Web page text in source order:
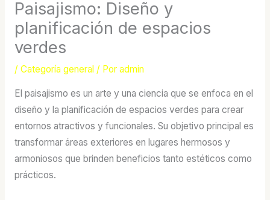
Paisajismo: Diseño y
planificación de espacios
verdes
/ Categoría general/ Por admin
El paisajismo es un arte y una ciencia que se enfoca en el
diseño y la planificación de espacios verdes para crear
entornos atractivos y funcionales. Su objetivo principal es
transformar áreas exteriores en lugares hermosos y
armoniosos que brinden beneficios tanto estéticos como
prácticos.